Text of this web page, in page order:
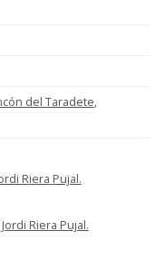
del Taradete,
Riera Pujal.
Jordi Riera Pujal.